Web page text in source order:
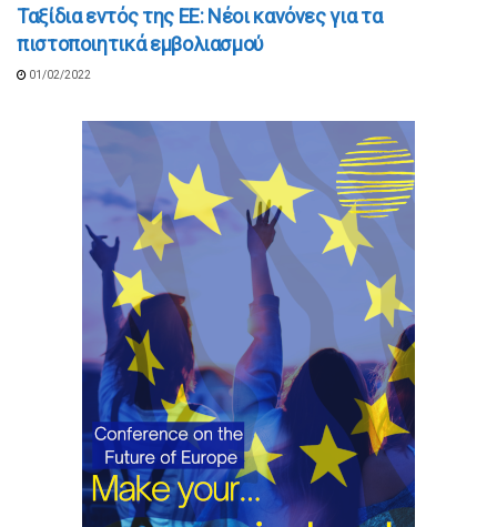
Ταξίδια εντός της ΕΕ: Νέοι κανόνες για τα
πιστοποιητικά εμβολιασμού
01/02/2022